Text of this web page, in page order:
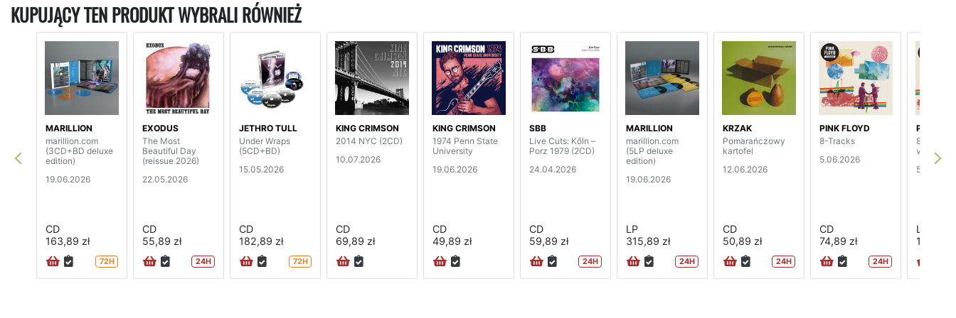
KUPUJĄCY TEN PRODUKT WYBRALI RÓWNIEŻ
MARILLION
marillion.com
(3CD+BD deluxe
edition)
19.06.2026
CD
163,89 zł
72H
EXODUS
The Most
Beautiful Day
(reissue 2026)
22.05.2026
CD
55,89 zł
24H
JETHRO TULL
Under Wraps
(5CD+BD)
15.05.2026
CD
182,89 zł
72H
KING CRIMSON
2014 NYC (2CD)
10.07.2026
CD
69,89 zł
KING CRIMSON
1974 Penn State
University
19.06.2026
CD
49,89 zł
SBB
Live Cuts: Kőln –
Porz 1979 (2CD)
24.04.2026
CD
59,89 zł
24H
MARILLION
marillion.com
(5LP deluxe
edition)
19.06.2026
LP
315,89 zł
24H
KRZAK
Pomarańczowy
kartofel
12.06.2026
CD
50,89 zł
24H
PINK FLOYD
8-Tracks
5.06.2026
CD
74,89 zł
24H
PINK
8-Tracks
vinyl)
5.06.2026
LP
128,89